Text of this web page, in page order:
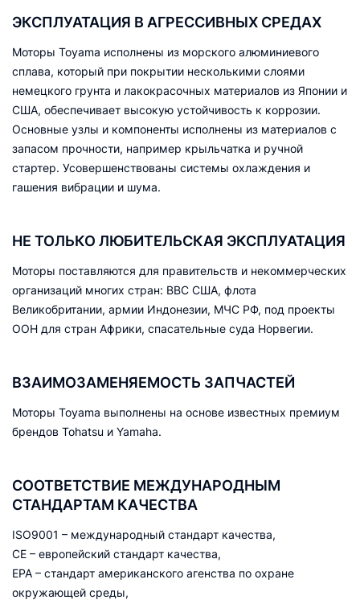
ЭКСПЛУАТАЦИЯ В АГРЕССИВНЫХ СРЕДАХ
Моторы Toyama исполнены из морского алюминиевого
сплава, который при покрытии несколькими слоями
немецкого грунта и лакокрасочных материалов из Японии и
США, обеспечивает высокую устойчивость к коррозии.
Основные узлы и компоненты исполнены из материалов с
запасом прочности, например крыльчатка и ручной
стартер. Усовершенствованы системы охлаждения и
гашения вибрации и шума.
НЕ ТОЛЬКО ЛЮБИТЕЛЬСКАЯ ЭКСПЛУАТАЦИЯ
Моторы поставляются для правительств и некоммерческих
организаций многих стран: ВВС США, флота
Великобритании, армии Индонезии, МЧС РФ, под проекты
ООН для стран Африки, спасательные суда Норвегии.
ВЗАИМОЗАМЕНЯЕМОСТЬ ЗАПЧАСТЕЙ
Моторы Toyama выполнены на основе известных премиум
брендов Tohatsu и Yamaha.
СООТВЕТСТВИЕ МЕЖДУНАРОДНЫМ
СТАНДАРТАМ КАЧЕСТВА
ISO9001 – международный стандарт качества,
CE – европейский стандарт качества,
EPA – стандарт американского агенства по охране
окружающей среды,